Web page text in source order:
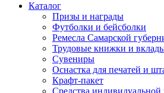
Каталог
Призы и награды
Футболки и бейсболки
Ремесла Самарской
Трудовые книжки и
Сувениры
Оснастка для печатей и
Крафт-пакет
Средства